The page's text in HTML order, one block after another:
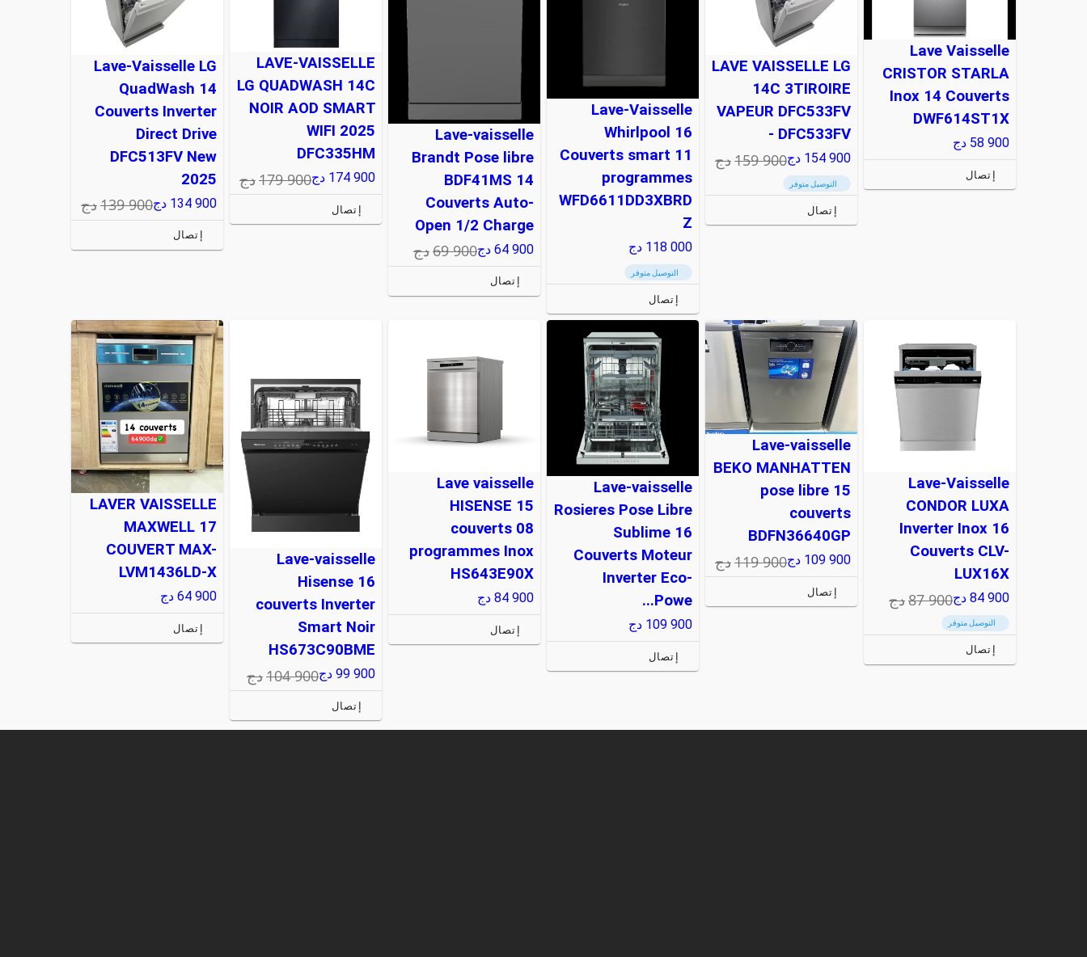
Lave Vaisselle
CRISTOR STARLA
Inox 14 Couverts
DWF614ST1X
58 900 دج
إتصال
LAVE VAISSELLE LG
14C 3TIROIRE
VAPEUR DFC533FV
- DFC533FV
154 900 دج159 900دج
التوصيل متوفر
إتصال
Lave-Vaisselle
Whirlpool 16
Couverts smart 11
programmes
WFD6611DD3XBRD
Z
118 000 دج
التوصيل متوفر
إتصال
Lave-vaisselle
Brandt Pose libre
BDF41MS 14
Couverts Auto-
Open 1/2 Charge
64 900 دج69 900دج
إتصال
LAVE-VAISSELLE
LG QUADWASH 14C
NOIR AOD SMART
WIFI 2025
DFC335HM
174 900 دج179 900دج
إتصال
Lave-Vaisselle LG
QuadWash 14
Couverts Inverter
Direct Drive
DFC513FV New
2025
134 900 دج139 900دج
إتصال
Lave-Vaisselle
CONDOR LUXA
Inverter Inox 16
Couverts CLV-
LUX16X
84 900 دج87 900دج
التوصيل متوفر
إتصال
Lave-vaisselle
BEKO MANHATTEN
pose libre 15
couverts
BDFN36640GP
109 900 دج119 900دج
إتصال
Lave-vaisselle
Rosieres Pose Libre
Sublime 16
Couverts Moteur
Inverter Eco-
Powe...
109 900 دج
إتصال
Lave vaisselle
HISENSE 15
couverts 08
programmes Inox
HS643E90X
84 900 دج
إتصال
Lave-vaisselle
Hisense 16
couverts Inverter
Smart Noir
HS673C90BME
99 900 دج104 900دج
إتصال
LAVER VAISSELLE
MAXWELL 17
COUVERT MAX-
LVM1436LD-X
64 900 دج
إتصال